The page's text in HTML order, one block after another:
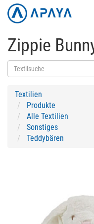
Zippie
Textilien
Produkte
Alle Textilien
Sonstiges
Teddybären